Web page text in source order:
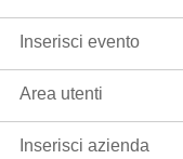
Inserisci evento
Area utenti
Inserisci azienda